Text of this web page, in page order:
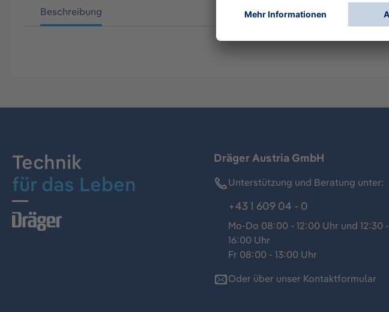
Beschreibung
Technik
für das Leben
Dräger Austria GmbH
Unterstützung und Beratung unter:
+43 1 609 04 - 0
Mo-Do 08:00 - 12:00 Uhr und 12:30 -
16:00 Uhr
Fr 08:00 - 13:00 Uhr
Oder über unser Kontaktformular